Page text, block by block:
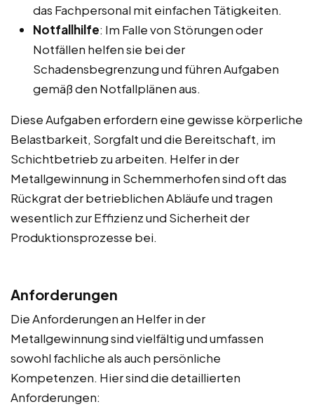
das Fachpersonal mit einfachen Tätigkeiten.
Notfallhilfe: Im Falle von Störungen oder
Notfällen helfen sie bei der
Schadensbegrenzung und führen Aufgaben
gemäß den Notfallplänen aus.
Diese Aufgaben erfordern eine gewisse körperliche
Belastbarkeit, Sorgfalt und die Bereitschaft, im
Schichtbetrieb zu arbeiten. Helfer in der
Metallgewinnung in Schemmerhofen sind oft das
Rückgrat der betrieblichen Abläufe und tragen
wesentlich zur Effizienz und Sicherheit der
Produktionsprozesse bei.
Anforderungen
Die Anforderungen an Helfer in der
Metallgewinnung sind vielfältig und umfassen
sowohl fachliche als auch persönliche
Kompetenzen. Hier sind die detaillierten
Anforderungen: